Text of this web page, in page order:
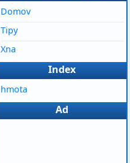
Domov
Tipy
Xna
Index
hmota
Ad